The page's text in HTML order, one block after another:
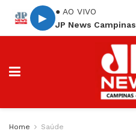
▶
● AO VIVO
JP News Campinas
Home Saúde